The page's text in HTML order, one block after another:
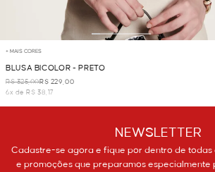
+ MAIS CORES
BLUSA BICOLOR - PRETO
R$ 325,00R$ 229,00
6x de R$ 38,17
NEWSLETTER
Cadastre-se agora e fique por dentro de todas
e promoções que preparamos especialmente